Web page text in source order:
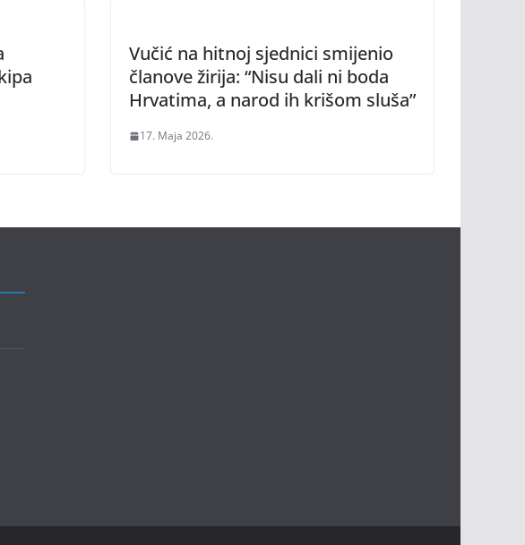
Vučić na hitnoj sjednici smijenio
članove žirija: “Nisu dali ni boda
Hrvatima, a narod ih krišom sluša”
17. Maja 2026.